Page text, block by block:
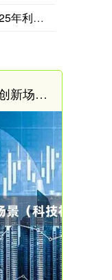
亿元
加配网 天津大学的三个创新场景（科技视点）